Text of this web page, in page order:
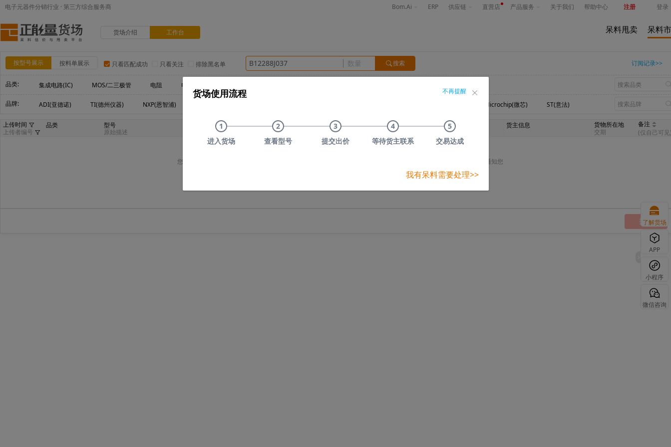
电子元器件分销行业 · 第三方综合服务商 Bom.Ai ERP 供应链 直营店 产品服务 关于我们 帮助中心 注册 登录
货场介绍 工作台 呆料甩卖 呆料
按型号展示 按料单展示 只看匹配成功 只看关注 排除黑名单 搜索 订阅记录>>
品类: 集成电路(IC) MOS/二三极管 电阻 电容
品牌: ADI(亚德诺) TI(德州仪器) NXP(恩智浦) Microchip(微芯) ST(意法)
上传时间
上传者编号
品类
型号
原始描述
品牌
库存数量 预估货值
市场价
30天搜索次数
指数 货主信息
货物所在地
交期
备注
(仅自己可
您可以尝试删减部分搜索关键词或订阅关键词" "，订阅成功后，若有货主上传型号，我们将以短信的形式通知您
提交
货场使用流程 不再提醒
1
进入货场
2
查看型号
3
提交出价
4
等待货主联系
5
交易达成
我有呆料需要处理>>
了解货场
APP
小程序
微信咨询